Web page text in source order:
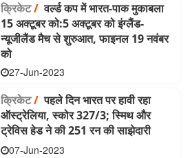
क्रिकेट/वर्ल्ड कप में भारत-पाक मुकाबला
15 अक्टूबर को:5 अक्टूबर को इंग्लैंड-
न्यूजीलैंड मैच से शुरुआत, फाइनल 19 नवंबर
को
27-Jun-2023
क्रिकेट/पहले दिन भारत पर हावी रहा
ऑस्ट्रेलिया, स्कोर 327/3; स्मिथ और
ट्रेविस हेड ने की 251 रन की साझेदारी
07-Jun-2023